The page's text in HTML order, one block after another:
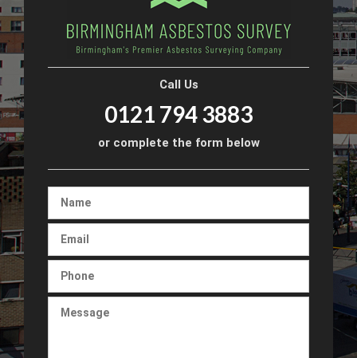
Call Us
0121 794 3883
or complete the form below